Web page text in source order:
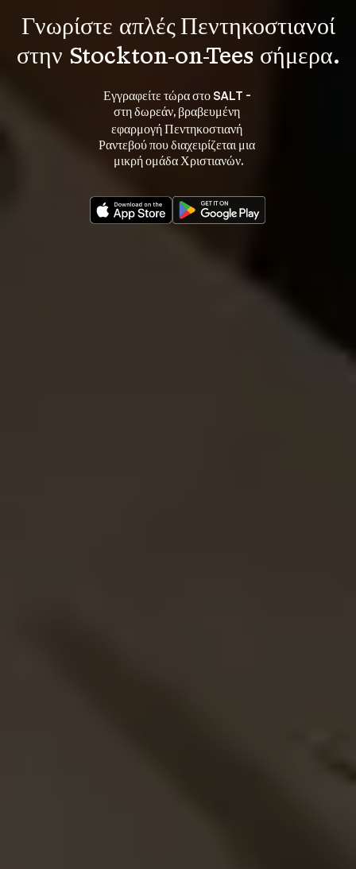
Γνωρίστε απλές Πεντηκοστιανοί
στην Stockton-on-Tees σήμερα.
Εγγραφείτε τώρα στο SALT -
στη δωρεάν, βραβευμένη
εφαρμογή Πεντηκοστιανή
Ραντεβού που διαχειρίζεται μια
μικρή ομάδα Χριστιανών.